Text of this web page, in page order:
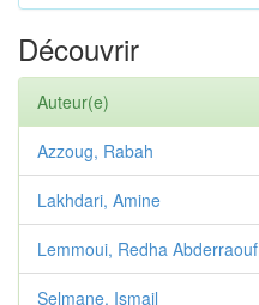
Découvrir
Auteur(e)
Azzoug, Rabah
Lakhdari, Amine
Lemmoui, Redha Abderraouf
Selmane, Ismail